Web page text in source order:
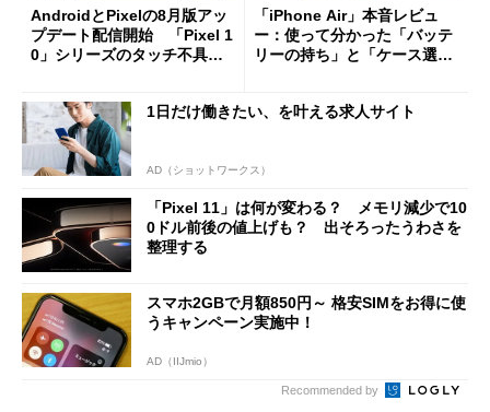
AndroidとPixelの8月版アッ
プデート配信開始 「Pixel 1
0」シリーズのタッチ不具合
「iPhone Air」本音レビュ
ー：使って分かった「バッテ
リーの持ち」と「ケース選
1日だけ働きたい、を叶える求人サイト
AD（ショットワークス）
「Pixel 11」は何が変わる？ メモリ減少で10
0ドル前後の値上げも？ 出そろったうわさを
整理する
スマホ2GBで月額850円～ 格安SIMをお得に使
うキャンペーン実施中！
AD（IIJmio）
Recommended by